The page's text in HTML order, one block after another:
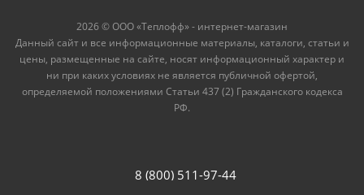
2026 © ООО «Теплофф» - интернет-магазин
Данный сайт и все информационные материалы, каталоги, статьи и
цены, размещенные на сайте, носят информационный характер и
ни при каких условиях не является публичной офертой,
определяемой положениями Статьи 437 (2) Гражданского кодекса
РФ.
8 (800) 511-97-44